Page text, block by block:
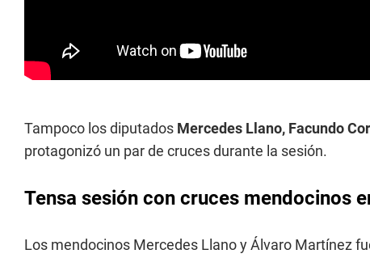
Tampoco los diputados Mercedes Llano, Facundo
protagonizó un par de cruces durante la sesión.
Tensa sesión con cruces mendocinos
Los mendocinos Mercedes Llano y Álvaro Martínez